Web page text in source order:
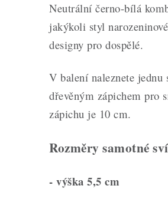
Neutrální černo-bílá
jakýkoli styl
designy pro dospělé.
V balení naleznete
dřevěným zápichem pro
zápichu je 10 cm.
Rozměry samotné
- výška 5,5 cm